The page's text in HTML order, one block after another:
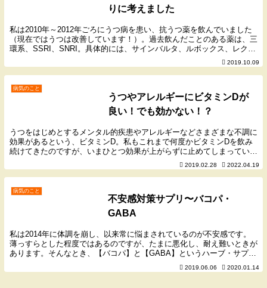
りに考えました
私は2010年～2012年ごろにうつ病を患い、抗うつ薬を飲んでいました
（現在ではうつは改善しています！）。過去飲んだことのある薬は、三
環系、SSRI、SNRI。具体的には、サインバルタ、ルボックス、レクサ
2019.10.09
病気のこと
うつやアレルギーにビタミンDが
良い！でも効かない！？
うつをはじめとするメンタル的疾患やアレルギーなどさまざまな不調に
効果があるという、ビタミンD。私もこれまで何度かビタミンDを飲み
続けてきたのですが、いまひとつ効果が上がらずに止めてしまっていま
した。でも、効果がない理由が判明しました。（私に...2019.02.28 2022.04.19
病気のこと
不安感対策サプリ〜バコパ・
GABA
私は2014年に体調を崩し、以来常に悩まされているのが不安感です。
薄っすらとした程度ではあるのですが、たまに悪化し、耐え難いときが
あります。そんなとき、【バコパ】と【GABA】というハーブ・サプリ
メントが不安感に効く、ということを医療関係者... 2019.06.06 2020.01.14